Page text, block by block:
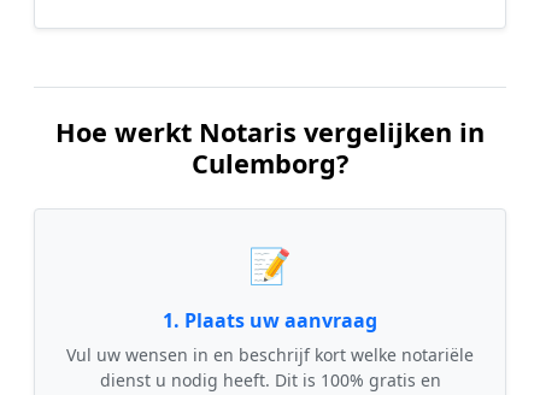
Hoe werkt Notaris vergelijken in
Culemborg?
📝
1. Plaats uw aanvraag
Vul uw wensen in en beschrijf kort welke notariële
dienst u nodig heeft. Dit is 100% gratis en